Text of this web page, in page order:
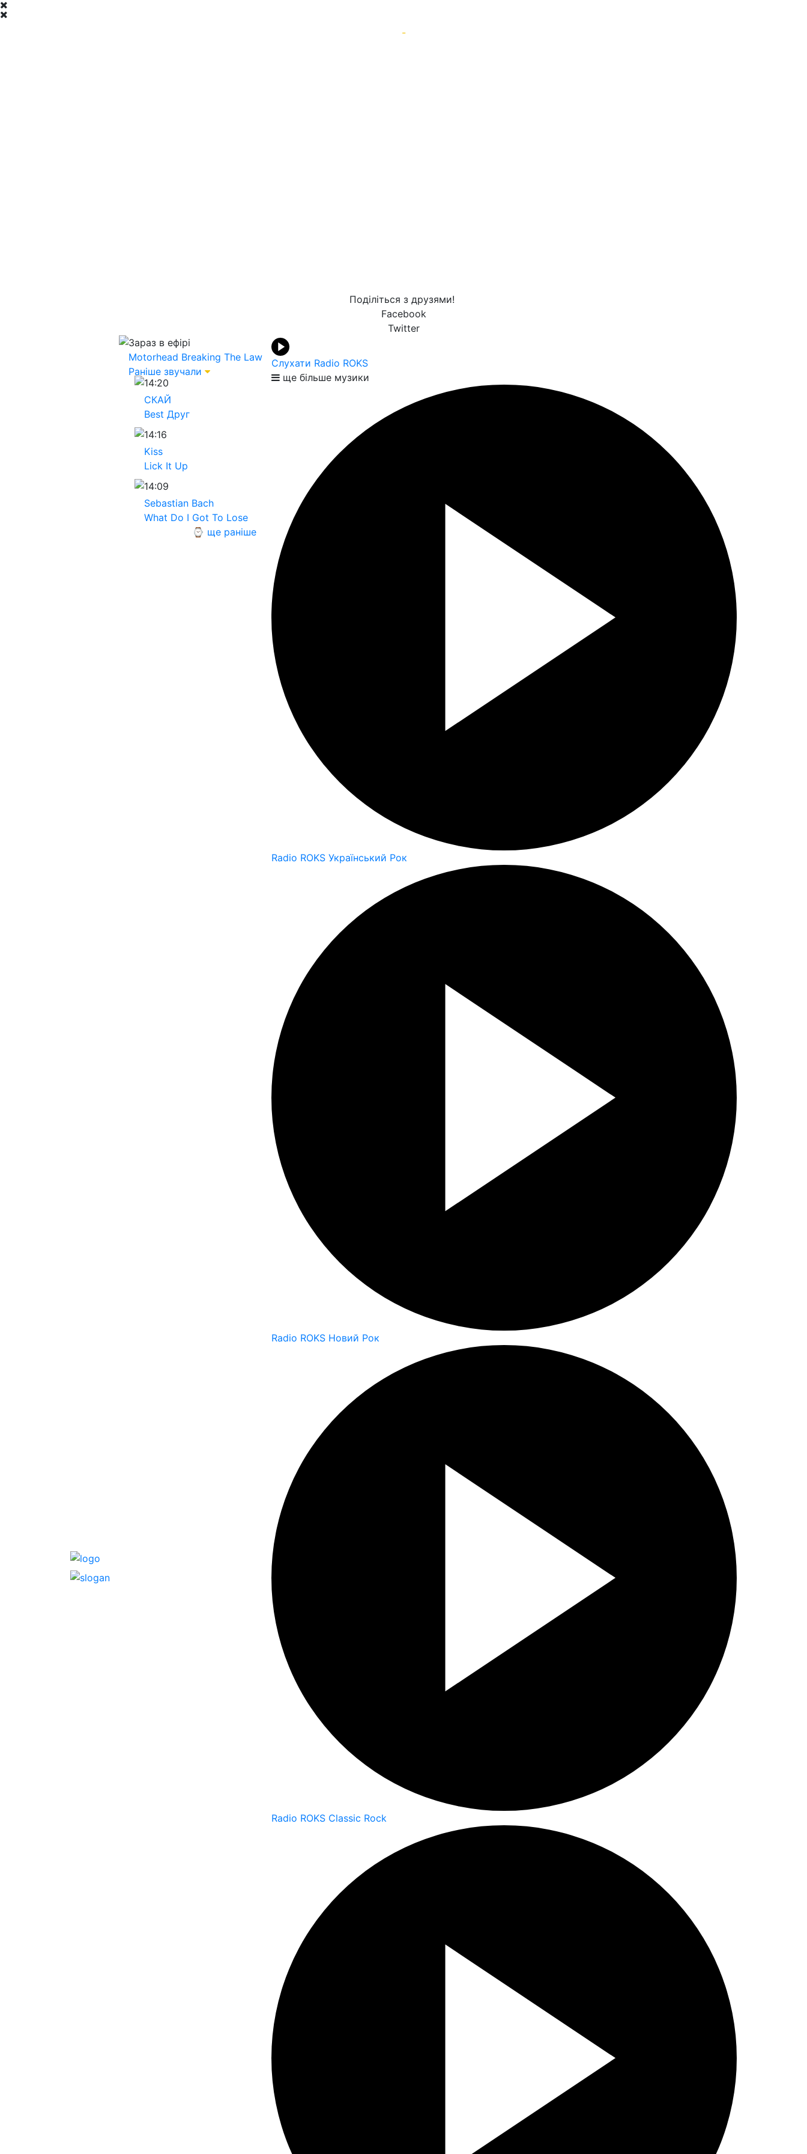
-
Поділіться з друзями!
Facebook
Twitter
Зараз в ефірі
Motorhead Breaking The Law
Раніше звучали
14:20
СКАЙ
Best Друг
14:16
Kiss
Lick It Up
14:09
Sebastian Bach
What Do I Got To Lose
⌚ ще раніше
Слухати Radio ROKS
ще більше музики
Radio ROKS Український Рок
Radio ROKS Новий Рок
Radio ROKS Classic Rock